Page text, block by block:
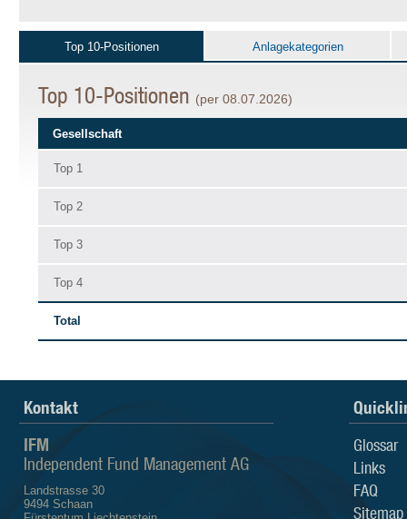
Top 10-Positionen Anlagekategorien
Top 10-Positionen (per 08.07.2026)
Gesellschaft
Top 1
Top 2
Top 3
Top 4
Total
Kontakt
IFM
Independent Fund Management AG
Landstrasse 30
9494 Schaan
Glossar
Links
FAQ
Sitemap